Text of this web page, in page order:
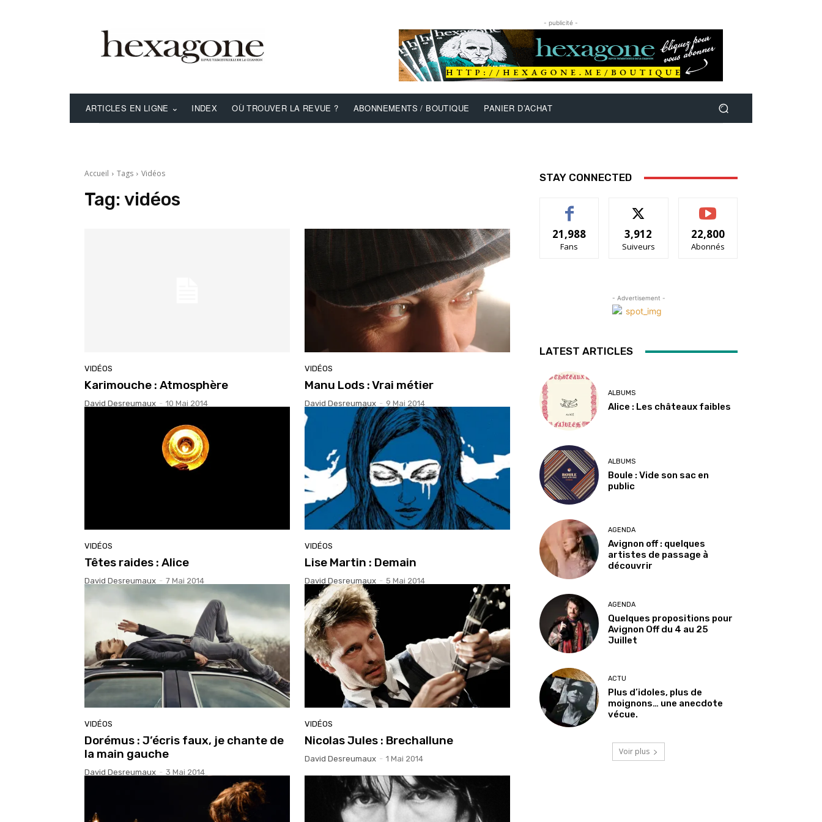
- publicité -
ARTICLES EN LIGNE INDEX OÙ TROUVER LA REVUE ? ABONNEMENTS / BOUTIQUE PANIER D’ACHAT
Accueil Tags Vidéos
Tag: vidéos
VIDÉOS
Karimouche : Atmosphère
David Desreumaux - 10 Mai 2014
VIDÉOS
Manu Lods : Vrai métier
David Desreumaux - 9 Mai 2014
VIDÉOS
Têtes raides : Alice
David Desreumaux - 7 Mai 2014
VIDÉOS
Lise Martin : Demain
David Desreumaux - 5 Mai 2014
VIDÉOS
Dorémus : J’écris faux, je chante de
la main gauche
David Desreumaux - 3 Mai 2014
VIDÉOS
Nicolas Jules : Brechallune
David Desreumaux - 1 Mai 2014
STAY CONNECTED
21,988
Fans
3,912
Suiveurs
22,800
Abonnés
- Advertisement -
LATEST ARTICLES
ALBUMS
Alice : Les châteaux faibles
ALBUMS
Boule : Vide son sac en
public
AGENDA
Avignon off : quelques
artistes de passage à
découvrir
AGENDA
Quelques propositions pour
Avignon Off du 4 au 25
Juillet
ACTU
Plus d’idoles, plus de
moignons… une anecdote
vécue.
Voir plus